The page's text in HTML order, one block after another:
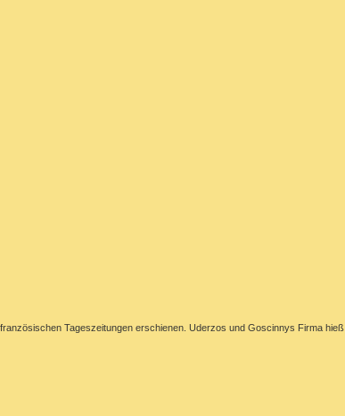
Tageszeitungen erschienen. Uderzos und Goscinnys Firma hieß